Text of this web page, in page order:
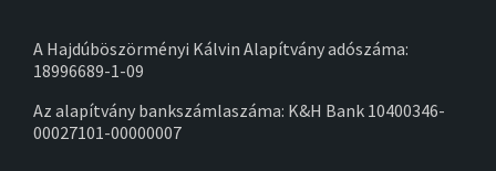
A Hajdúböszörményi Kálvin Alapítvány adószáma:
18996689-1-09
Az alapítvány bankszámlaszáma: K&H Bank 10400346-
00027101-00000007